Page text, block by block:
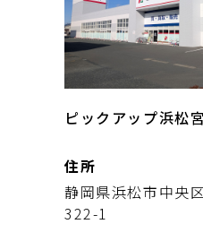
ピックアップ浜松
住所
静岡県浜松市中央
322-1